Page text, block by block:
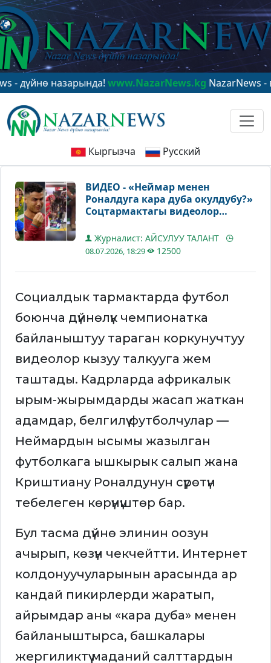
назарында!www.NazarNews.kgNazarNews - в
Кыргызча Русский
ВИДЕО - «Неймар менен
Роналдуга кара дуба окулдубу?»
Соцтармактагы видеолор
Журналист: АЙСУЛУУ ТАЛАНТ
08.07.2026, 18:29 12500
Социалдык тармактарда футбол
боюнча дүйнөлүк чемпионатка
байланыштуу тараган коркунучтуу
видеолор кызуу талкууга жем
таштады. Кадрларда африкалык
ырым-жырымдарды жасап жаткан
адамдар, белгилүү футболчулар —
Неймардын ысымы жазылган
футболкага ышкырык салып жана
Криштиану Роналдунун сүрөтүн
тебелеген көрүнүштөр бар.
Бул тасма дүйнө элинин оозун
ачырып, көзүн чекчейтти. Интернет
колдонуучуларынын арасында ар
кандай пикирлерди жаратып,
айрымдар аны «кара дуба» менен
байланыштырса, башкалары
жергиликтүү маданий салттардын